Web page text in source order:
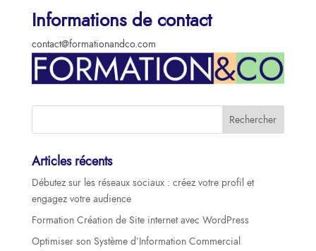
Informations de contact
contact@formationandco.com
Articles récents
Débutez sur les réseaux sociaux : créez votre profil et
engagez votre audience
Formation Création de Site internet avec WordPress
Optimiser son Système d’Information Commercial